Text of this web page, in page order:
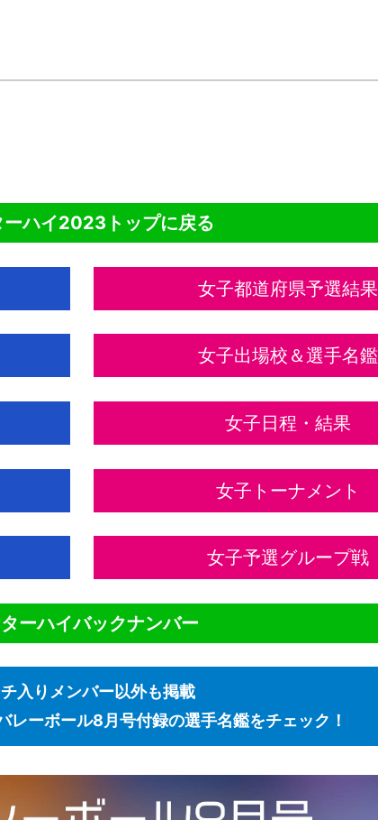
ーハイ2023トップに戻る
女子都道府県予選結果
女子出場校＆選手名鑑
女子日程・結果
女子トーナメント
女子予選グループ戦
ーハイバックナンバー
入りメンバー以外も掲載
レーボール8月号付録の選手名鑑をチェック！